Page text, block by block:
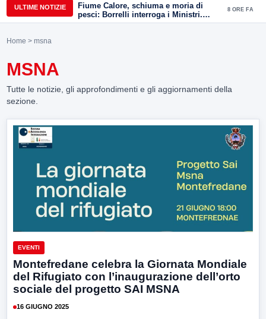
ULTIME NOTIZIE
Fiume Calore, schiuma e moria di
pesci: Borrelli interroga i Ministri.
“Benevento paga l’assenza del
8 ORE FA
Home > msna
MSNA
Tutte le notizie, gli approfondimenti e gli aggiornamenti della
sezione.
EVENTI
Montefredane celebra la Giornata Mondiale
del Rifugiato con l’inaugurazione dell’orto
sociale del progetto SAI MSNA
16 GIUGNO 2025